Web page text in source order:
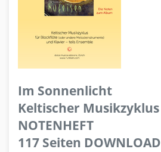
Im Sonnenlicht
Keltischer Musikzyklus
NOTENHEFT
117 Seiten DOWNLOAD